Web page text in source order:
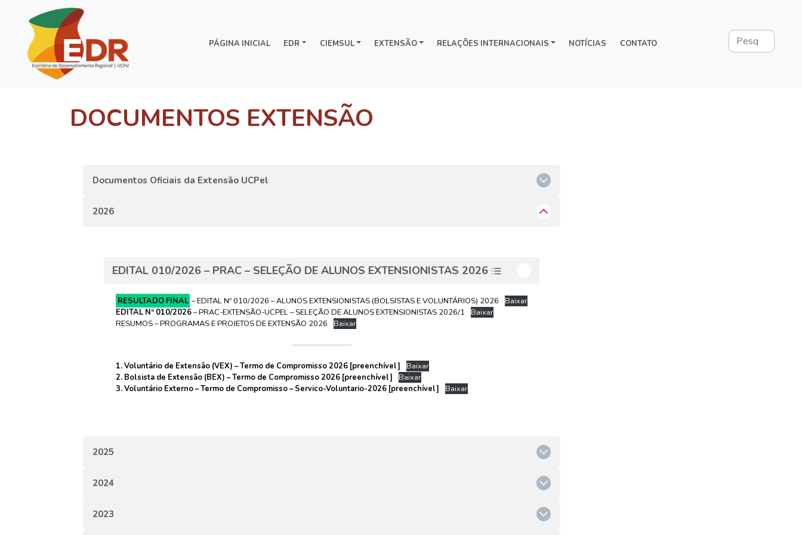
PÁGINA INICIAL EDR CIEMSUL EXTENSÃO RELAÇÕES INTERNACIONAIS NOTÍCIAS CONTATO
DOCUMENTOS EXTENSÃO
Documentos Oficiais da Extensão UCPel
2026
EDITAL 010/2026 – PRAC – SELEÇÃO DE ALUNOS EXTENSIONISTAS 2026
RESULTADO FINAL – EDITAL Nº 010/2026 – ALUNOS EXTENSIONISTAS (BOLSISTAS E VOLUNTÁRIOS) 2026
Baixar
EDITAL Nº 010/2026– PRAC-EXTENSÃO-UCPEL – SELEÇÃO DE ALUNOS EXTENSIONISTAS 2026/1
Baixar
RESUMOS – PROGRAMAS E PROJETOS DE EXTENSÃO 2026
Baixar
1. Voluntário de Extensão (VEX) – Termo de Compromisso 2026 [preenchível]
Baixar
2. Bolsista de Extensão (BEX) – Termo de Compromisso 2026 [preenchível]
Baixar
3. Voluntário Externo – Termo de Compromisso – Servico-Voluntario-2026 [preenchível]
Baixar
2025
2024
2023